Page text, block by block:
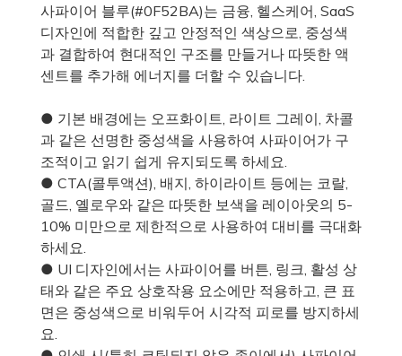
사파이어 블루(#0F52BA)는 금융, 헬스케어, SaaS
디자인에 적합한 깊고 안정적인 색상으로, 중성색
과 결합하여 현대적인 구조를 만들거나 따뜻한 액
센트를 추가해 에너지를 더할 수 있습니다.
● 기본 배경에는 오프화이트, 라이트 그레이, 차콜
과 같은 선명한 중성색을 사용하여 사파이어가 구
조적이고 읽기 쉽게 유지되도록 하세요.
● CTA(콜투액션), 배지, 하이라이트 등에는 코랄,
골드, 옐로우와 같은 따뜻한 보색을 레이아웃의 5-
10% 미만으로 제한적으로 사용하여 대비를 극대화
하세요.
● UI 디자인에서는 사파이어를 버튼, 링크, 활성 상
태와 같은 주요 상호작용 요소에만 적용하고, 큰 표
면은 중성색으로 비워두어 시각적 피로를 방지하세
요.